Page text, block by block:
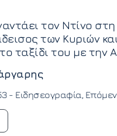
τον Ντίνο
των Κυριών
ταξίδι του με την
- Ειδησεογραφία